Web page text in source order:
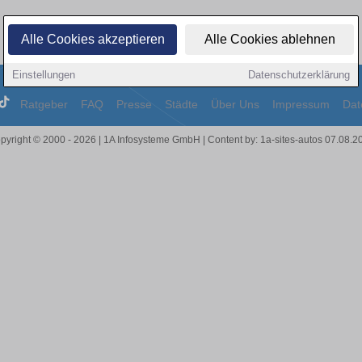
Alle Cookies akzeptieren Alle Cookies ablehnen
Einstellungen Datenschutzerklärung
Ratgeber FAQ Presse Städte Über Uns Impressum
© 2000 - 2026 | 1A Infosysteme GmbH | Content by: 1a-sites-autos